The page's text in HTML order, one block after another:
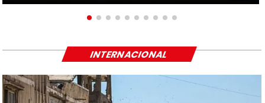
INTERNACIONAL